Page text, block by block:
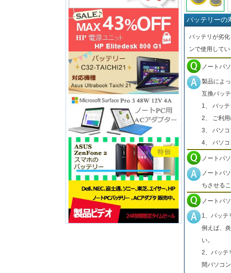
バッテリーの
バッテリが劣
ンで使用して
ノートパ
製品によ
互換バッ
1、 バッ
2、 ご利
3、 パソ
4、 パソコ
ノートパ
ノートパ
ちさせる
ノートパ
1、バッテ
例えば、
い。
2、バッテ
間パソコ